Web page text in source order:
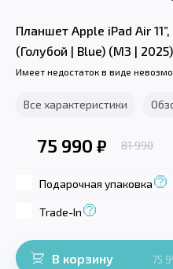
Планшет Apple iPad Air
(Голубой | Blue) (M3 | 2025)
Имеет недостаток в виде
Все характеристики
75 990 ₽ 81 990
Подарочная упаковка
Trade-In
В корзину 75